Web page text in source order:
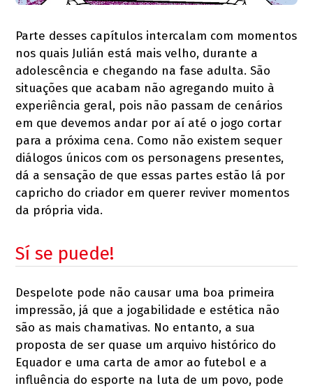
Parte desses capítulos intercalam com momentos
nos quais Julián está mais velho, durante a
adolescência e chegando na fase adulta. São
situações que acabam não agregando muito à
experiência geral, pois não passam de cenários
em que devemos andar por aí até o jogo cortar
para a próxima cena. Como não existem sequer
diálogos únicos com os personagens presentes,
dá a sensação de que essas partes estão lá por
capricho do criador em querer reviver momentos
da própria vida.
Sí se puede!
Despelote pode não causar uma boa primeira
impressão, já que a jogabilidade e estética não
são as mais chamativas. No entanto, a sua
proposta de ser quase um arquivo histórico do
Equador e uma carta de amor ao futebol e a
influência do esporte na luta de um povo, pode